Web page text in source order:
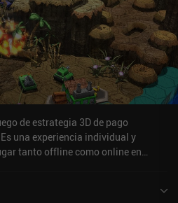
de estrategia 3D de pago
una experiencia individual y
tanto offline como online en